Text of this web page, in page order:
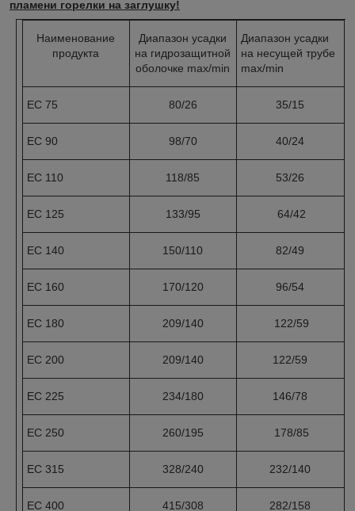
пламени горелки на заглушку!
Наименование
продукта
Диапазон усадки
на гидрозащитной
оболочке max/min
Диапазон усадки
на несущей трубе
max/min
EC 75 80/26 35/15
EC 90 98/70 40/24
EC 110 118/85 53/26
EC 125 133/95 64/42
EC 140 150/110 82/49
EC 160 170/120 96/54
EC 180 209/140 122/59
EC 200 209/140 122/59
EC 225 234/180 146/78
EC 250 260/195 178/85
EC 315 328/240 232/140
EC 400 415/308 282/158